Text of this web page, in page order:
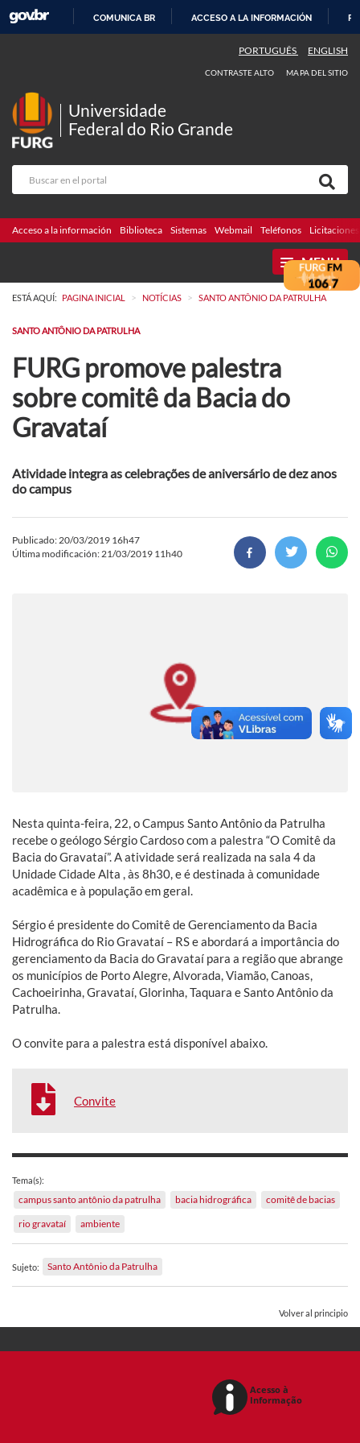
CONTENIDO
COMUNICA BR ACCESO A LA INFORMACIÓN
PORTUGUÊS ENGLISH
CONTRASTE ALTO MAPA DEL SITIO
Universidade
Federal do Rio Grande
Acceso a la información Biblioteca Sistemas Webmail Teléfonos Licitaciones
MENU
ESTÁ AQUÍ: PAGINA INICIAL > NOTÍCIAS > SANTO ANTÔNIO DA PATRULHA
SANTO ANTÔNIO DA PATRULHA
FURG promove palestra
sobre comitê da Bacia do
Gravataí
Atividade integra as celebrações de aniversário de dez anos
do campus
Publicado: 20/03/2019 16h47
Última modificación: 21/03/2019 11h40
Nesta quinta-feira, 22, o Campus Santo Antônio da Patrulha
recebe o geólogo Sérgio Cardoso com a palestra “O Comitê da
Bacia do Gravataí”. A atividade será realizada na sala 4 da
Unidade Cidade Alta , às 8h30, e é destinada à comunidade
acadêmica e à população em geral.
Sérgio é presidente do Comitê de Gerenciamento da Bacia
Hidrográfica do Rio Gravataí – RS e abordará a importância do
gerenciamento da Bacia do Gravataí para a região que abrange
os municípios de Porto Alegre, Alvorada, Viamão, Canoas,
Cachoeirinha, Gravataí, Glorinha, Taquara e Santo Antônio da
Patrulha.
O convite para a palestra está disponível abaixo.
Convite
Tema(s):
campus santo antônio da patrulha bacia hidrográfica
comitê de bacias
rio gravataí
ambiente
Sujeto: Santo Antônio da Patrulha
Volver al principio